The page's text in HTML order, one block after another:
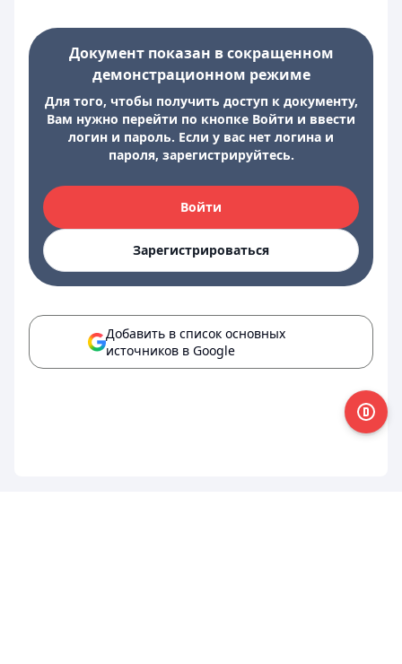
Документ показан в сокращенном
демонстрационном режиме
Для того, чтобы получить доступ к документу,
Вам нужно перейти по кнопке Войти и ввести
логин и пароль. Если у вас нет логина и
пароля, зарегистрируйтесь.
Войти
Зарегистрироваться
Добавить в список основных
источников в Google